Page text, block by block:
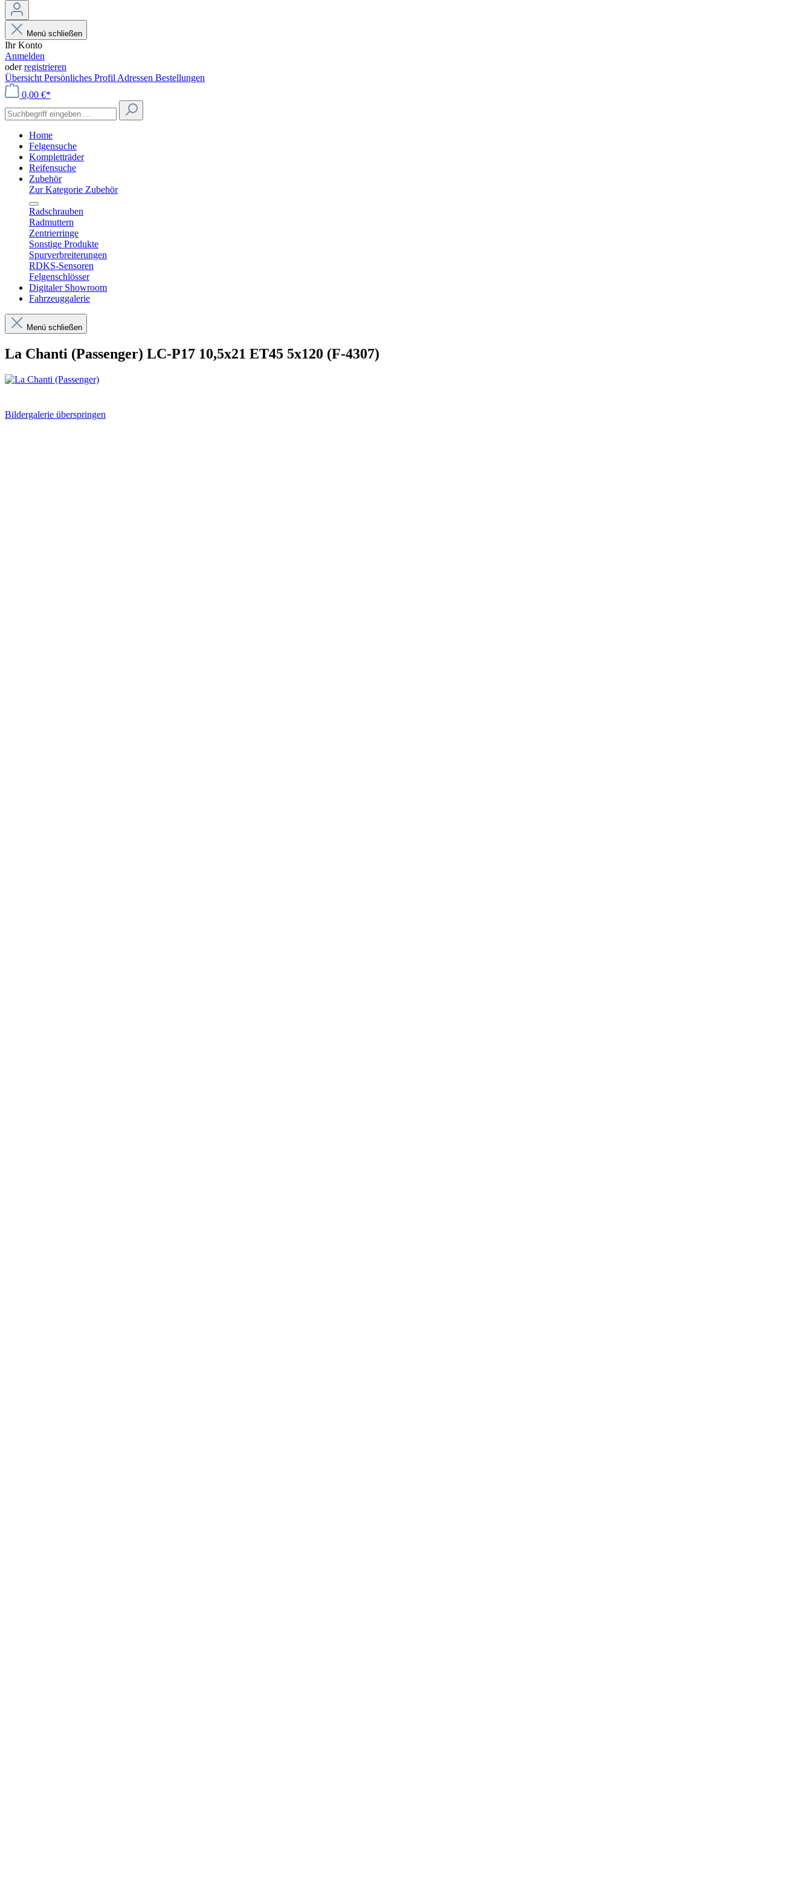
Menü schließen
Ihr Konto
Anmelden
oderregistrieren
Übersicht Persönliches Profil Adressen Bestellungen
0,00 €*
Home
Felgensuche
Kompletträder
Reifensuche
Zubehör
Zur Kategorie Zubehör
Radschrauben
Radmuttern
Zentrierringe
Sonstige Produkte
Spurverbreiterungen
RDKS-Sensoren
Felgenschlösser
Digitaler Showroom
Fahrzeuggalerie
Menü schließen
La Chanti (Passenger) LC-P17 10,5x21 ET45 5x120 (F-4307)
Bildergalerie überspringen